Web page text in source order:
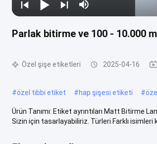
Parlak bitirme ve 100 - 10.000
Özel şişe etiketleri 2025-04-16
#özel tıbbi etiket #hap şişesi etiketi #
Ürün Tanımı: Etiket ayrıntıları Matt Bitirme
Sizin için tasarlayabiliriz. Türleri Farklı isimleri